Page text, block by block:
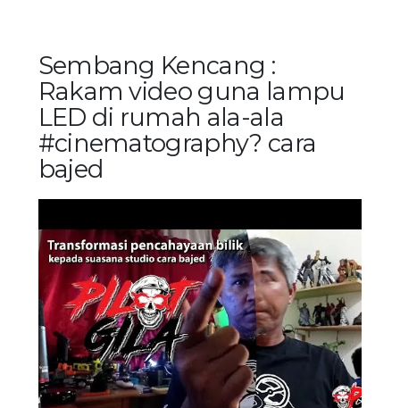
Sembang Kencang :
Rakam video guna lampu
LED di rumah ala-ala
#cinematography? cara
bajed